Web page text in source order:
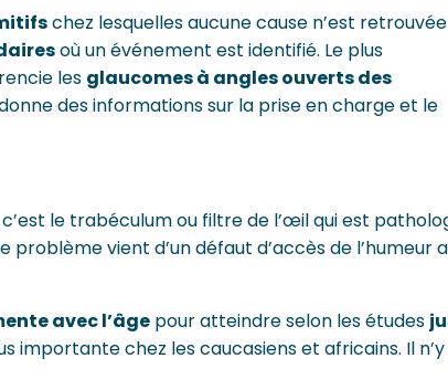
chez lesquelles aucune cause n’est retrouvée
où un événement est identifié. Le plus
les glaucomes à angles ouverts des
des informations sur la prise en charge et le
c’est le trabéculum ou filtre de l’œil qui est
problème vient d’un défaut d’accès de
avec l’âge pour atteindre selon les études
importante chez les caucasiens et africains. Il